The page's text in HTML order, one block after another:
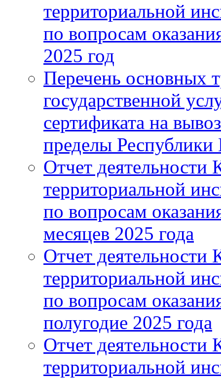
территориальной
по вопросам
2025 год
Перечень основных
государственной
сертификата на
пределы Республики
Отчет деятельности
территориальной
по вопросам
месяцев 2025 года
Отчет деятельности
территориальной
по вопросам
полугодие 2025 года
Отчет деятельности
территориальной